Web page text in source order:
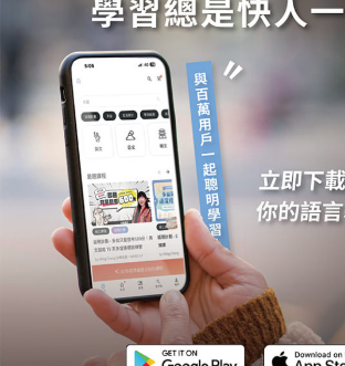
TOPIK II：閱讀（第二節，70 分
閱讀：1-50 題
目
題型 答
在空格中填入詞語
多
準